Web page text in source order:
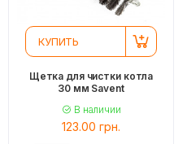
КУПИТЬ
Щетка для чистки котла
30 мм Savent
В наличии
123.00 грн.